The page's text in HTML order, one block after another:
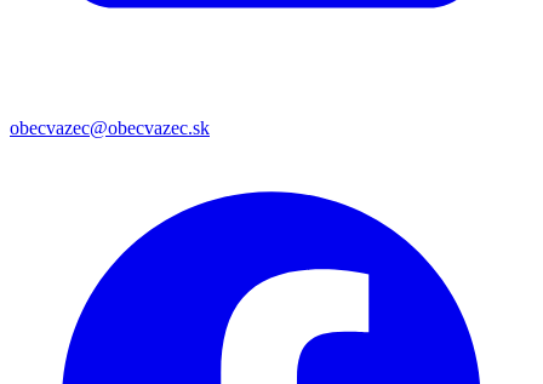
obecvazec@obecvazec.sk